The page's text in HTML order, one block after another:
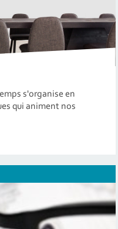
s'organise en
qui animent nos